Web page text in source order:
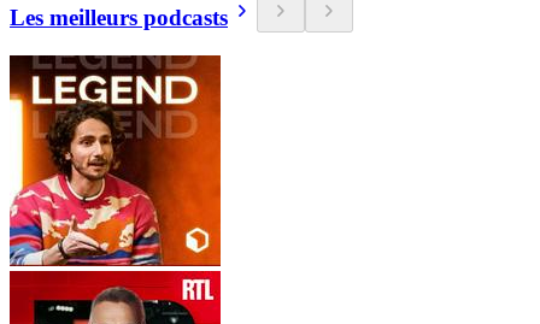
Les meilleurs podcasts